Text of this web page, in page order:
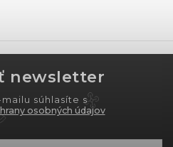
newsletter
súhlasíte s
osobných údajov